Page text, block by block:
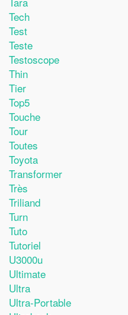
Tech
Test
Teste
Testoscope
Thin
Tier
Top5
Touche
Tour
Toutes
Toyota
Transformer
Très
Triliand
Turn
Tuto
Tutoriel
U3000u
Ultimate
Ultra
Ultra-Portable